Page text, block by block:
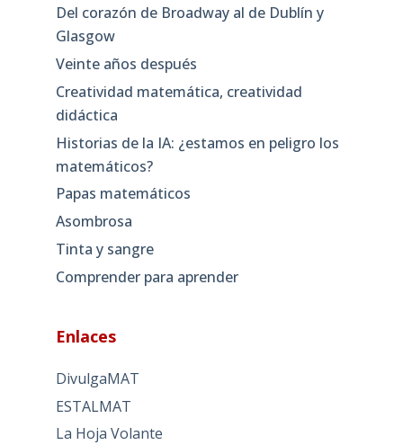
Del corazón de Broadway al de Dublín y
Glasgow
Veinte años después
Creatividad matemática, creatividad
didáctica
Historias de la IA: ¿estamos en peligro los
matemáticos?
Papas matemáticos
Asombrosa
Tinta y sangre
Comprender para aprender
Enlaces
DivulgaMAT
ESTALMAT
La Hoja Volante